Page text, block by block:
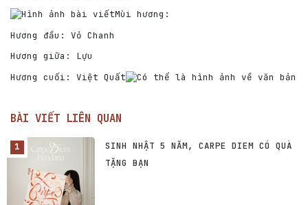
Mùi hương:
Hương đầu: Vỏ Chanh
Hương giữa: Lựu
Hương cuối: Việt Quất
BÀI VIẾT LIÊN QUAN
SINH NHẬT 5 NĂM, CARPE DIEM CÓ QUÀ
TẶNG BẠN